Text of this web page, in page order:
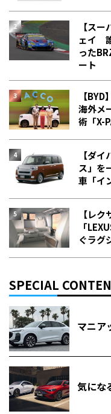
【ス
ェイ
った
ート
【
海外メ
術「X-
【ダ
ス」を
車「イ
【レ
「
ぐラグ
SPECIAL
マニア
気にな